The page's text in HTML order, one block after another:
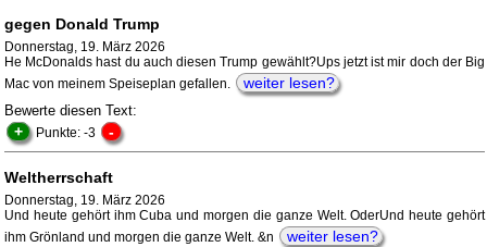
gegen Donald Trump
Donnerstag, 19. März 2026
He McDonalds hast du auch diesen Trump gewählt?Ups jetzt ist mir doch der Big
Mac von meinem Speiseplan gefallen.
weiter lesen?
Bewerte diesen Text:
+ Punkte: -3 -
Weltherrschaft
Donnerstag, 19. März 2026
Und heute gehört ihm Cuba und morgen die ganze Welt. OderUnd heute gehört
ihm Grönland und morgen die ganze Welt. &n
weiter lesen?